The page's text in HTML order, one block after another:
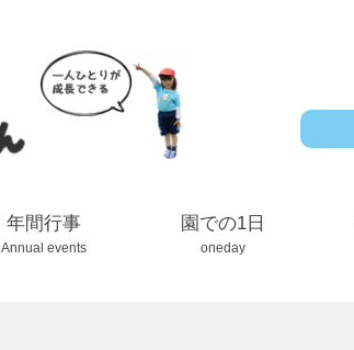
年間行事
Annual events
園での1日
oneday